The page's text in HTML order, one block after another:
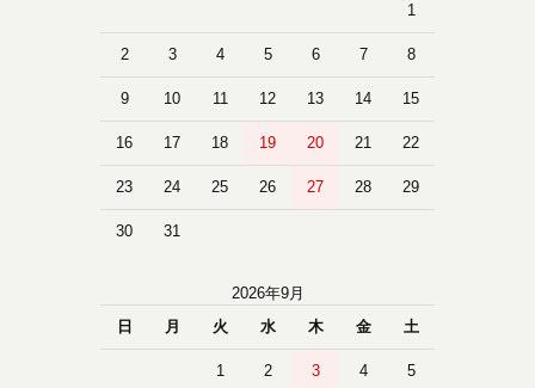
1
2 3 4 5 6 7 8
9 10 11 12 13 14 15
16 17 18 19 20 21 22
23 24 25 26 27 28 29
30 31
2026年9月
日
月 火 水 木 金 土
1 2 3 4 5